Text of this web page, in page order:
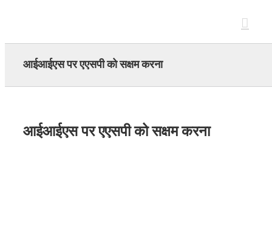
आईआईएस पर एएसपी को सक्षम करना
आईआईएस पर एएसपी को सक्षम करना